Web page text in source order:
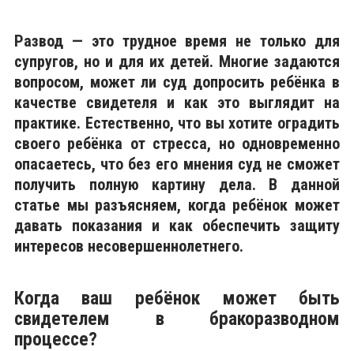
Развод — это трудное время не только для
супругов, но и для их детей. Многие задаются
вопросом, может ли суд допросить ребёнка в
качестве свидетеля и как это выглядит на
практике. Естественно, что вы хотите оградить
своего ребёнка от стресса, но одновременно
опасаетесь, что без его мнения суд не сможет
получить полную картину дела. В данной
статье мы разъясняем, когда ребёнок может
давать показания и как обеспечить защиту
интересов несовершеннолетнего.
Когда ваш ребёнок может быть
свидетелем в бракоразводном
процессе?